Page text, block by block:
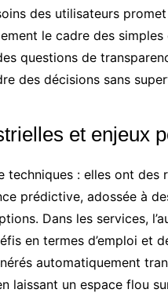
des utilisateurs
le cadre des
questions de
des décisions sans
et enjeux
techniques : elles ont des
prédictive, adossée à
Dans les services,
en termes d’emploi et
automatiquement
laissant un espace flou